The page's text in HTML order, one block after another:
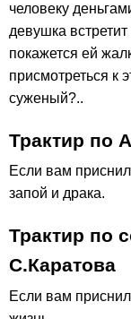
человеку
девушка
покажется ей
присмотреться к
суженый?..
Трактир по
Если вам
запой и драка.
Трактир по
С.Каратова
Если вам